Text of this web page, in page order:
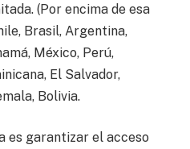
(Por encima de esa
Brasil, Argentina,
México, Perú,
El Salvador,
Bolivia.
es garantizar el acceso